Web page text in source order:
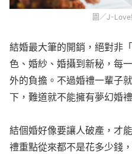
圖／J-Love
結婚最大筆的開銷，絕對非
色、婚紗、婚攝到新秘，每
外的負擔。不過婚禮一輩子
下，難道就不能擁有夢幻婚
結個婚好像要讓人破產，才
禮重點從來都不是花多少錢